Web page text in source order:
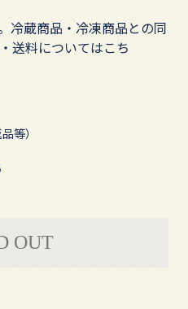
冷蔵商品・冷凍商品との同
送料についてはこち
等）
OUT